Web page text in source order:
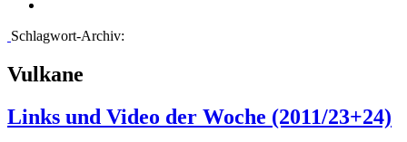
Schlagwort-Archiv:
Vulkane
Links und Video der Woche (2011/23+24)